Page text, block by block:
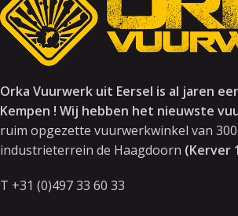
Orka Vuurwerk uit Eersel is al jaren
Kempen ! Wij hebben het nieuwste
ruim opgezette vuurwerkwinkel van
industrieterrein de Haagdoorn (Kerver
T +31 (0)497 33 60 33